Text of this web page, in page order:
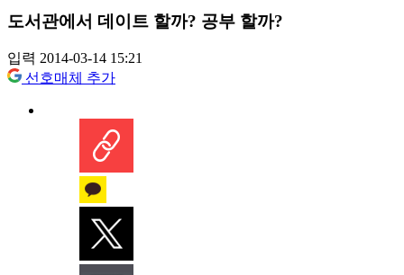
도서관에서 데이트 할까? 공부 할까?
입력 2014-03-14 15:21
선호매체 추가